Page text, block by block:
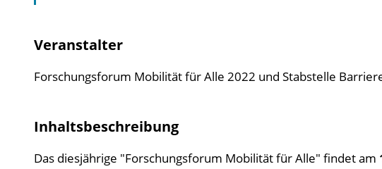
Veranstalter
Forschungsforum Mobilität für Alle 2022 und Stabstelle
Inhaltsbeschreibung
Das diesjährige "Forschungsforum Mobilität für Alle" findet am